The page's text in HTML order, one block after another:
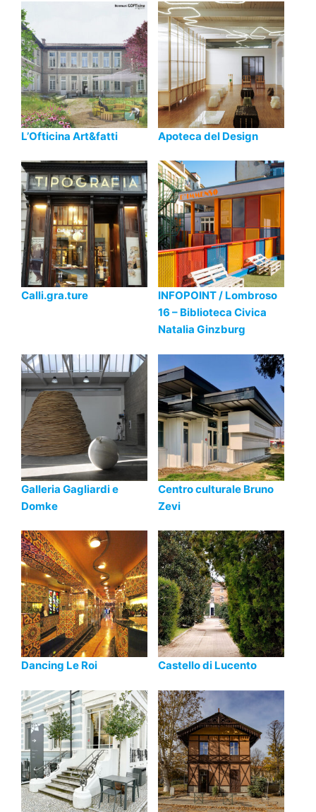
L’Ofticina Art&fatti Apoteca del Design
Calli.gra.ture
INFOPOINT / Lombroso
16 – Biblioteca Civica
Natalia Ginzburg
Galleria Gagliardi e
Domke
Centro culturale Bruno
Zevi
Dancing Le Roi Castello di Lucento